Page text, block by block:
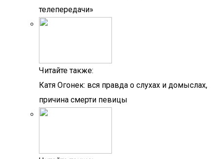
телепередачи»
Читайте также:
Катя Огонек: вся правда о слухах и домыслах,
причина смерти певицы